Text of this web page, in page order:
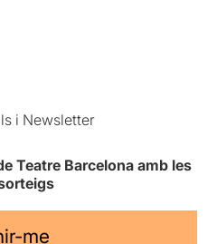
i Newsletter
Teatre Barcelona amb les
me